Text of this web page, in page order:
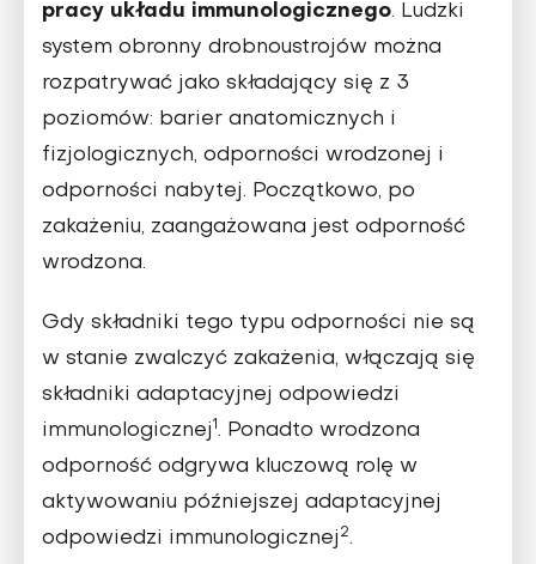
pracy układu immunologicznego. Ludzki
system obronny drobnoustrojów można
rozpatrywać jako składający się z 3
poziomów: barier anatomicznych i
fizjologicznych, odporności wrodzonej i
odporności nabytej. Początkowo, po
zakażeniu, zaangażowana jest odporność
wrodzona.
Gdy składniki tego typu odporności nie są
w stanie zwalczyć zakażenia, włączają się
składniki adaptacyjnej odpowiedzi
immunologicznej1. Ponadto wrodzona
odporność odgrywa kluczową rolę w
aktywowaniu późniejszej adaptacyjnej
odpowiedzi immunologicznej 2.